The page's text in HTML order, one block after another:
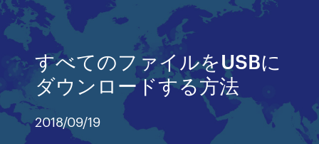
すべてのファイルをUSBに
ダウンロードする方法
2018/09/19